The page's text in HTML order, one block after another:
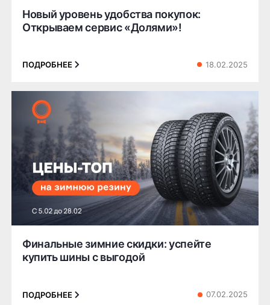
Новый уровень удобства покупок:
Открываем сервис «Долями»!
ПОДРОБНЕЕ 18.02.2025
Финальные зимние скидки: успейте
купить шины с выгодой
ПОДРОБНЕЕ 07.02.2025